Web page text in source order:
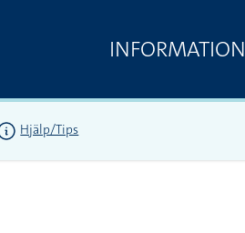
INFORMATION
Hjälp/Tips